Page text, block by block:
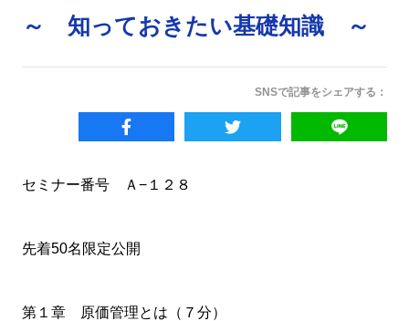
～ 知っておきたい基礎知識 ～
SNSで記事をシェアする：
セミナー番号 Ａ−１２８
先着50名限定公開
第１章 原価管理とは（７分）